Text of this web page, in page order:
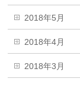
2018年5月
2018年4月
2018年3月